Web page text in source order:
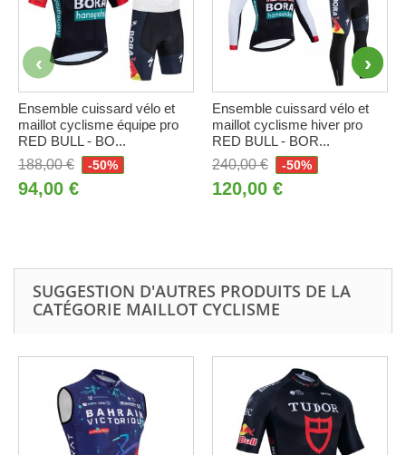
Ensemble cuissard vélo et
maillot cyclisme équipe pro
RED BULL - BO...
188,00 €
-50%
94,00 €
Ensemble cuissard vélo et
maillot cyclisme hiver pro
RED BULL - BOR...
240,00 €
-50%
120,00 €
SUGGESTION D'AUTRES PRODUITS DE LA
CATÉGORIE MAILLOT CYCLISME